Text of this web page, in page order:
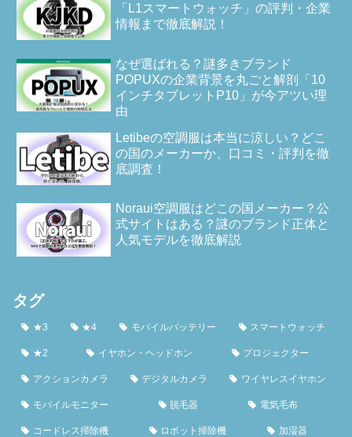
「L1スマートウォッチ」の評判・企業
情報まで徹底解説！
なぜ選ばれる？謎多きブランド
POPUXの企業背景を丸ごと解剖「10
インチタブレットP10」が今アツい理
由
Letibeの空調服は本当に涼しい？どこ
の国のメーカーか、口コミ・評判を徹
底調査！
Noraui空調服はどこの国メーカー？公
式サイトはある？謎のブランド正体と
人気モデルを徹底解説
タグ
★3 ★4 モバイルバッテリー スマートウォッチ
★2 イヤホン・ヘッドホン プロジェクター
アクションカメラ デジタルカメラ ワイヤレスイヤホン
モバイルモニター 脱毛器 電気毛布
コードレス掃除機 ロボット掃除機 加湿器